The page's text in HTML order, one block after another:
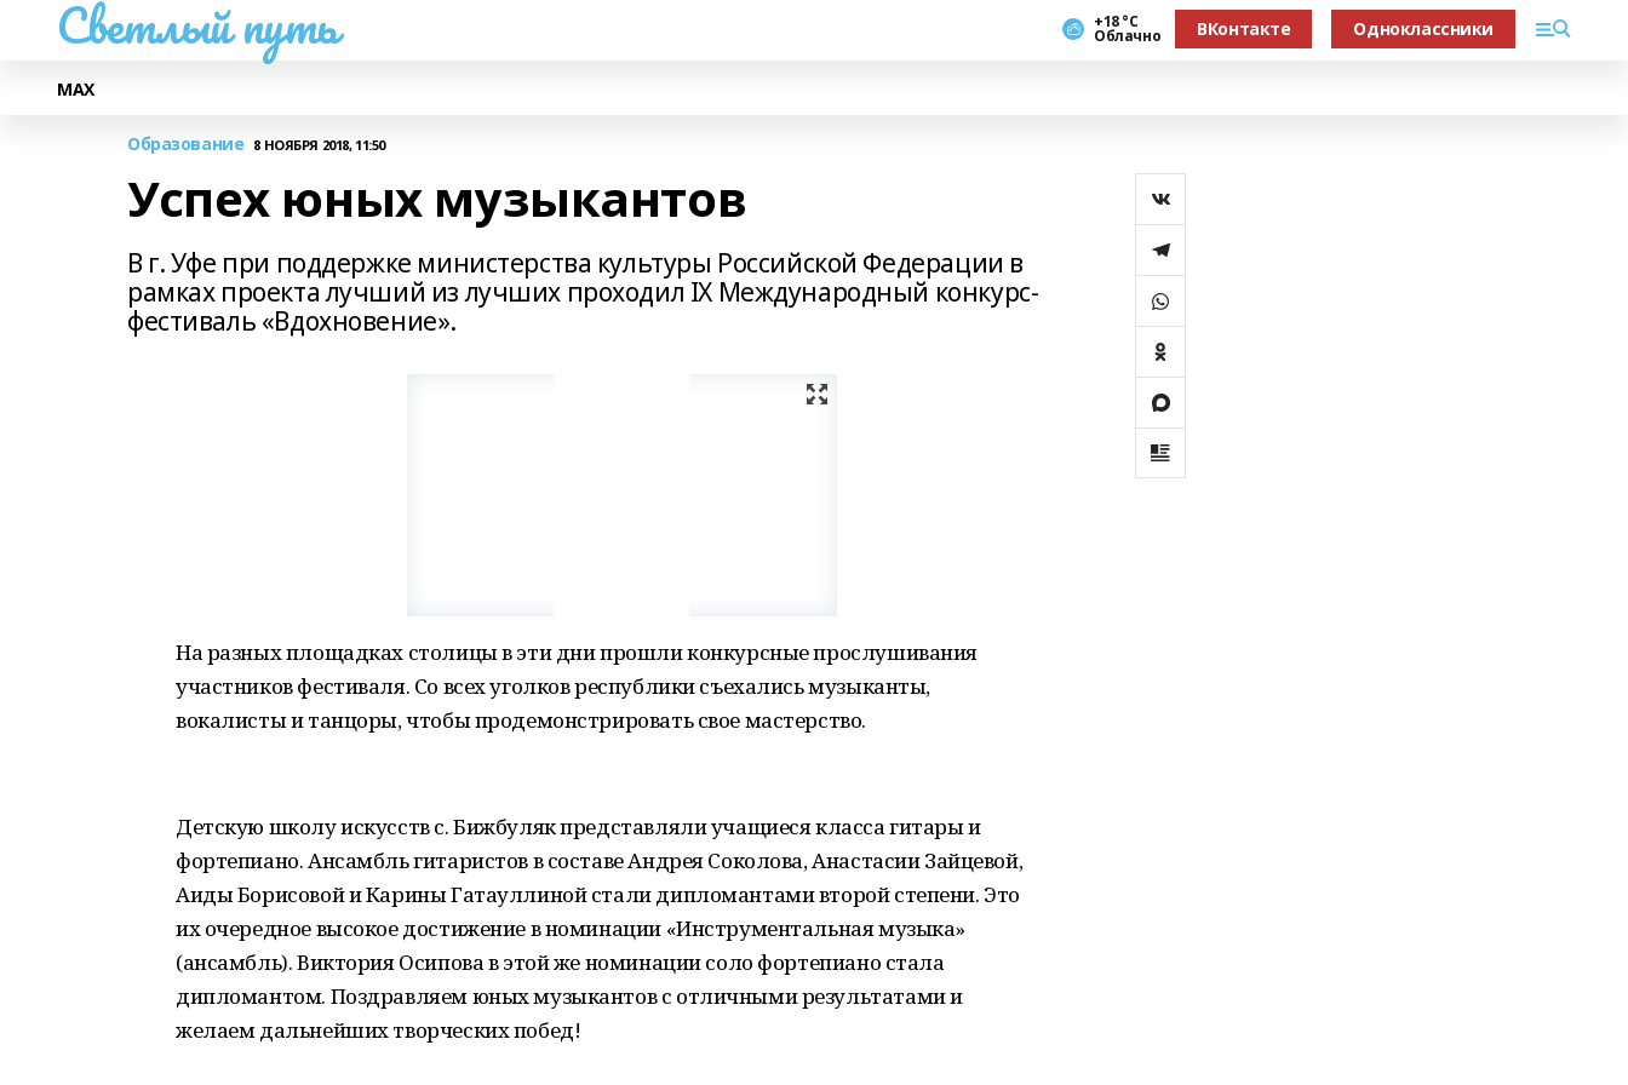
Светлый путь +18 °С
Облачно ВКонтакте Одноклассники
МАХ
Образование 8 НОЯБРЯ 2018, 11:50
Успех юных музыкантов
В г. Уфе при поддержке министерства культуры Российской Федерации в
рамках проекта лучший из лучших проходил IX Международный конкурс-
фестиваль «Вдохновение».
На разных площадках столицы в эти дни прошли конкурсные прослушивания
участников фестиваля. Со всех уголков республики съехались музыканты,
вокалисты и танцоры, чтобы продемонстрировать свое мастерство.
Детскую школу искусств с. Бижбуляк представляли учащиеся класса гитары и
фортепиано. Ансамбль гитаристов в составе Андрея Соколова, Анастасии Зайцевой,
Аиды Борисовой и Карины Гатауллиной стали дипломантами второй степени. Это
их очередное высокое достижение в номинации «Инструментальная музыка»
(ансамбль). Виктория Осипова в этой же номинации соло фортепиано стала
дипломантом. Поздравляем юных музыкантов с отличными результатами и
желаем дальнейших творческих побед!